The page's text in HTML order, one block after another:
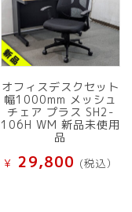
オフィスデスクセット
幅1000mm メッシュ
チェア プラス SH2-
106H WM 新品未使用
品
¥ 29,800 (税込）